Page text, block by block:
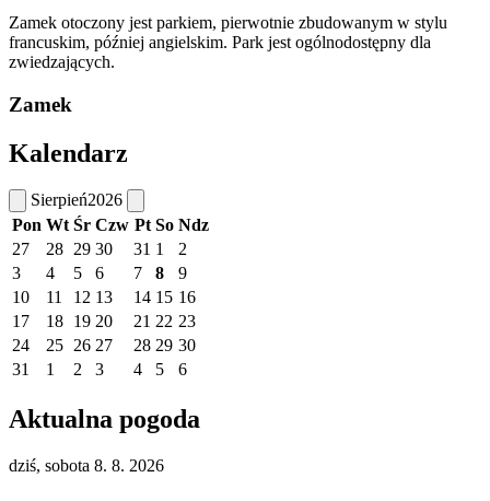
Zamek otoczony jest parkiem, pierwotnie zbudowanym w stylu
francuskim, później angielskim. Park jest ogólnodostępny dla
zwiedzających.
Zamek
Kalendarz
Sierpień2026
Pon Wt Śr Czw Pt So Ndz
27
28 29 30 31 1
2
3
4 5 6 7 8
9
10
11 12 13 14 15 16
17
18 19 20 21 22 23
24
25 26 27 28 29 30
31
1 2 3 4 5 6
Aktualna pogoda
dziś, sobota 8. 8. 2026